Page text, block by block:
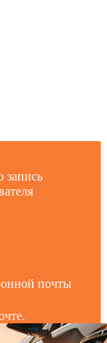
запись
почты